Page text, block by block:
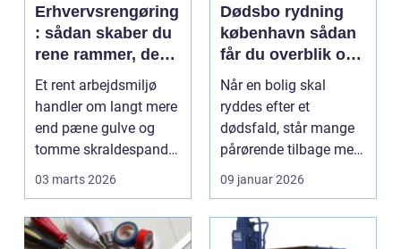
Erhvervsrengøring
: sådan skaber du
rene rammer, der
kan mærkes på
bundlinjen
Et rent arbejdsmiljø
handler om langt mere
end pæne gulve og
tomme skraldespande.
03 marts 2026
Dødsbo rydning
københavn sådan
får du overblik og
professionel hjælp
Når en bolig skal
ryddes efter et
dødsfald, står mange
pårørende tilbage med
en stor praktisk
opgave...
09 januar 2026